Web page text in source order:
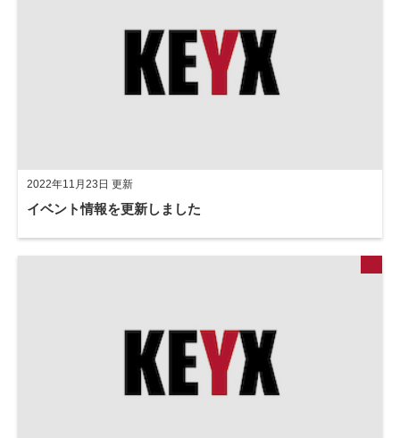
2022年11月23日 更新
イベント情報を更新しました